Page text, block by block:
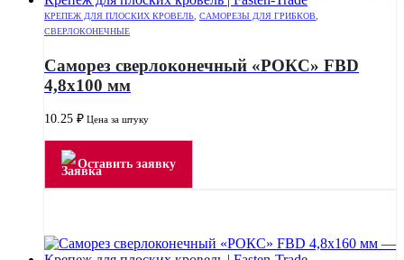
КРЕПЕЖ ДЛЯ ПЛОСКИХ КРОВЕЛЬ, САМОРЕЗЫ ДЛЯ ГРИБКОВ,
СВЕРЛОКОНЕЧНЫЕ
Саморез сверлоконечный «РОКС» FBD
4,8х100 мм
10.25 ₽ Цена за штуку
Оставить заявку